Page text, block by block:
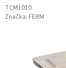
TCM1010
Značka: FERM